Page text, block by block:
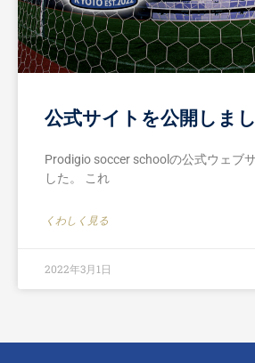
公式サイトを公開しま
Prodigio soccer schoolの公式ウェブ
した。 これ
くわしく見る
2022年3月1日